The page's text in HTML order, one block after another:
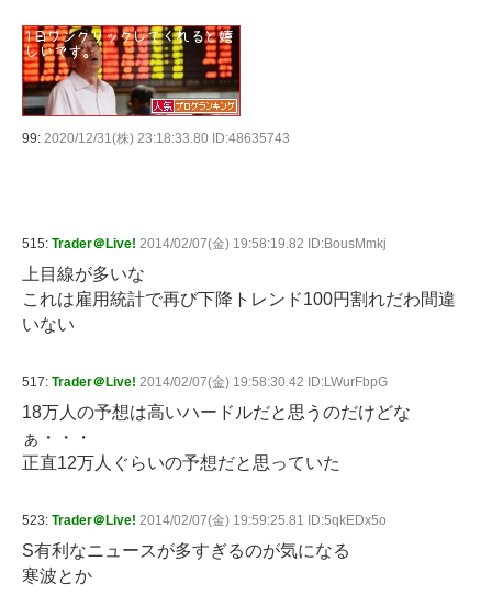
99: 2020/12/31(株) 23:18:33.80 ID:48635743
515: Trader＠Live! 2014/02/07(金) 19:58:19.82 ID:BousMmkj
上目線が多いな
これは雇用統計で再び下降トレンド100円割れだわ間違
いない
517: Trader＠Live! 2014/02/07(金) 19:58:30.42 ID:LWurFbpG
18万人の予想は高いハードルだと思うのだけどな
ぁ・・・
正直12万人ぐらいの予想だと思っていた
523: Trader＠Live! 2014/02/07(金) 19:59:25.81 ID:5qkEDx5o
S有利なニュースが多すぎるのが気になる
寒波とか